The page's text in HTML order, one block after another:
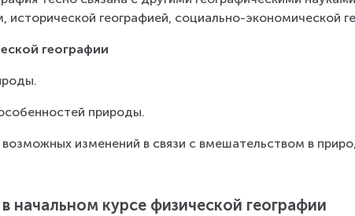
исторической географией, социально-экономической
географии
природы.
изменений в связи с вмешательством в
начальном курсе физической географии